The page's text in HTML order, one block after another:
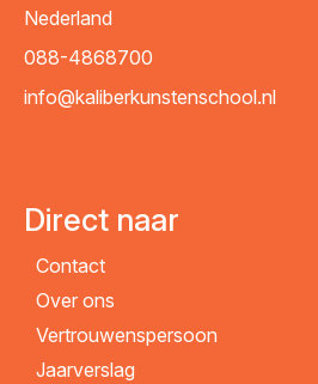
Nederland
088-4868700
info@kaliberkunstenschool.nl
Direct naar
Contact
Over ons
Vertrouwenspersoon
Jaarverslag